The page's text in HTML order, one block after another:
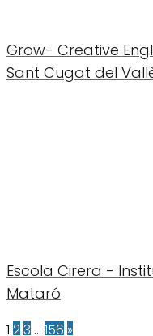
Grow- Creative
Sant Cugat del
Escola Cirera -
Mataró
1 23 … 156 »